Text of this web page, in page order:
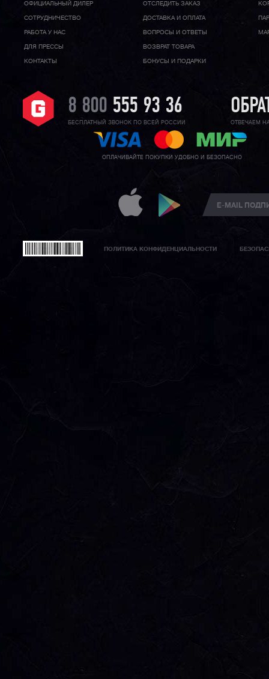
ОФИЦИАЛЬНЫЙ ДИЛЕР
CОТРУДНИЧЕСТВО
РАБОТА У НАС
ДЛЯ ПРЕССЫ
КОНТАКТЫ
ОТСЛЕДИТЬ ЗАКАЗ
ДОСТАВКА И ОПЛАТА
ВОПРОСЫ И ОТВЕТЫ
ВОЗВРАТ ТОВАРА
БОНУСЫ И ПОДАРКИ
8 800 555 93 36
БЕСПЛАТНЫЙ ЗВОНОК ПО ВСЕЙ РОССИИ ОТВЕЧАЕМ
ОПЛАЧИВАЙТЕ ПОКУПКИ УДОБНО И БЕЗОПАСНО
ПОЛИТИКА КОНФИДЕНЦИАЛЬНОСТИ